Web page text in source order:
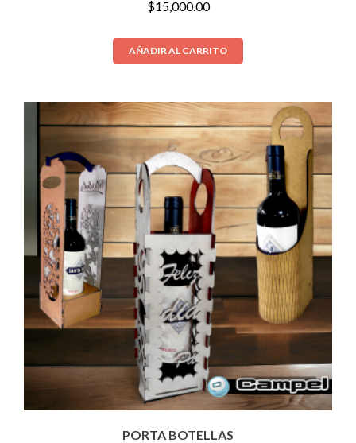
$15,000.00
AÑADIR AL CARRITO
PORTA BOTELLAS